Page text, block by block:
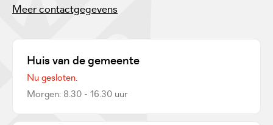
Meer contactgegevens
Huis van de gemeente
Nu gesloten.
Morgen: 8.30 - 16.30 uur